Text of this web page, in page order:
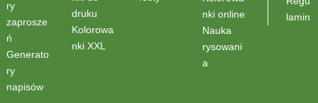
ry
zaprosze
ń
Generato
ry
napisów
druku
Kolorowa
nki XXL
nki online
Nauka
rysowani
a
lamin